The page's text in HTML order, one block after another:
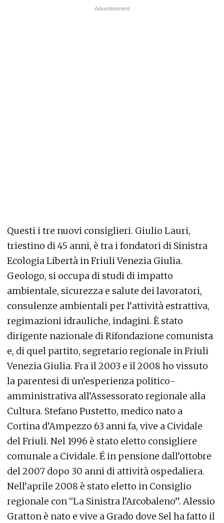
Questi i tre nuovi consiglieri. Giulio Lauri,
triestino di 45 anni, è tra i fondatori di Sinistra
Ecologia Libertà in Friuli Venezia Giulia.
Geologo, si occupa di studi di impatto
ambientale, sicurezza e salute dei lavoratori,
consulenze ambientali per l’attività estrattiva,
regimazioni idrauliche, indagini. È stato
dirigente nazionale di Rifondazione comunista
e, di quel partito, segretario regionale in Friuli
Venezia Giulia. Fra il 2003 e il 2008 ho vissuto
la parentesi di un’esperienza politico-
amministrativa all’Assessorato regionale alla
Cultura. Stefano Pustetto, medico nato a
Cortina d’Ampezzo 63 anni fa, vive a Cividale
del Friuli. Nel 1996 è stato eletto consigliere
comunale a Cividale. É in pensione dall’ottobre
del 2007 dopo 30 anni di attività ospedaliera.
Nell’aprile 2008 è stato eletto in Consiglio
regionale con “La Sinistra l’Arcobaleno”. Alessio
Gratton è nato e vive a Grado dove Sel ha fatto il